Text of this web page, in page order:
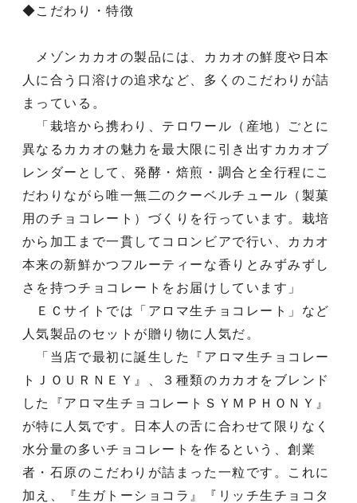
◆こだわり・特徴
メゾンカカオの製品には、カカオの鮮度や日本
人に合う口溶けの追求など、多くのこだわりが詰
まっている。
「栽培から携わり、テロワール（産地）ごとに
異なるカカオの魅力を最大限に引き出すカカオブ
レンダーとして、発酵・焙煎・調合と全行程にこ
だわりながら唯一無二のクーベルチュール（製菓
用のチョコレート）づくりを行っています。栽培
から加工まで一貫してコロンビアで行い、カカオ
本来の新鮮かつフルーティーな香りとみずみずし
さを持つチョコレートをお届けしています」
ＥＣサイトでは「アロマ生チョコレート」など
人気製品のセットが贈り物に人気だ。
「当店で最初に誕生した『アロマ生チョコレー
トＪＯＵＲＮＥＹ』、３種類のカカオをブレンド
した『アロマ生チョコレートＳＹＭＰＨＯＮＹ』
が特に人気です。日本人の舌に合わせて限りなく
水分量の多いチョコレートを作るという、創業
者・石原のこだわりが詰まった一粒です。これに
加え、『生ガトーショコラ』『リッチ生チョコタ